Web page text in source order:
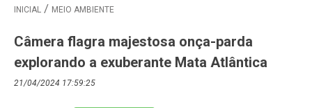
INICIAL MEIO AMBIENTE
Câmera flagra majestosa onça-parda
explorando a exuberante Mata Atlântica
21/04/2024 17:59:25